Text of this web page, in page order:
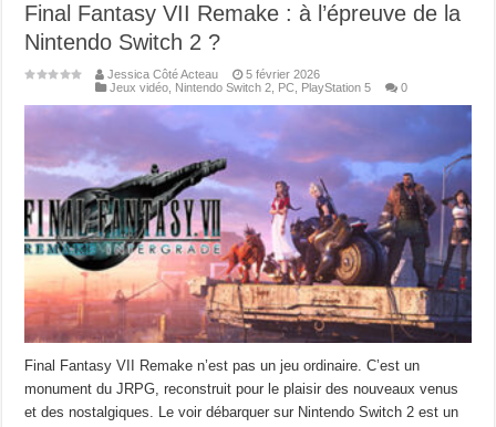
Final Fantasy VII Remake : à l’épreuve de la
Nintendo Switch 2 ?
Jessica Côté Acteau
5 février 2026
Jeux vidéo Nintendo Switch 2 PC PlayStation 5 0
Final Fantasy VII Remake n’est pas un jeu ordinaire. C’est un
monument du JRPG, reconstruit pour le plaisir des nouveaux venus
et des nostalgiques. Le voir débarquer sur Nintendo Switch 2 est un